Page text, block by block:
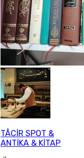
TÂCİR SPOT &
ANTİKA & KİTAP